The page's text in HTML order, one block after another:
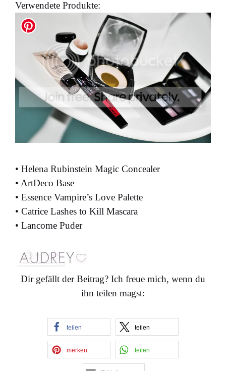
Verwendete Produkte:
• Helena Rubinstein Magic Concealer
• ArtDeco Base
• Essence Vampire’s Love Palette
• Catrice Lashes to Kill Mascara
• Lancome Puder
Dir gefällt der Beitrag? Ich freue mich, wenn du
ihn teilen magst:
teilen teilen
merken teilen